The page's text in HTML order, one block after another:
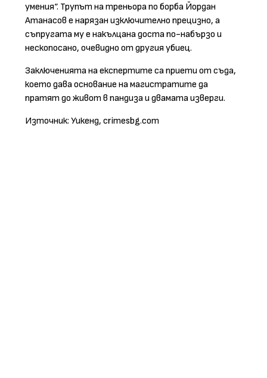
умения“. Трупът на треньора по борба Йордан
Атанасов е нарязан изключително прецизно, а
съпругата му е накълцана доста по-набързо и
нескопосано, очевидно от другия убиец.
Заключенията на експертите са приети от съда,
което дава основание на магистратите да
пратят до живот в пандиза и двамата изверги.
Източник: Уикенд, crimesbg.com